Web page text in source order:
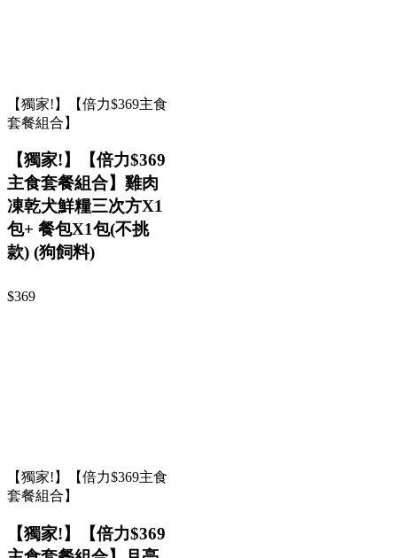
【獨家!】【倍力$369主食
套餐組合】
【獨家!】【倍力$369
主食套餐組合】雞肉
凍乾犬鮮糧三次方X1
包+ 餐包X1包(不挑
款) (狗飼料)
$369
【獨家!】【倍力$369主食
套餐組合】
【獨家!】【倍力$369